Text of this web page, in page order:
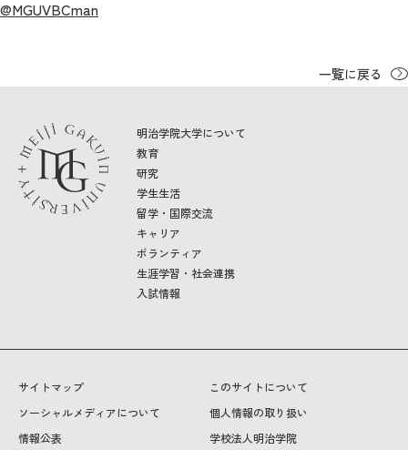
@MGUVBCman
一覧に戻る
明治学院大学について
教育
研究
学生生活
留学・国際交流
キャリア
ボランティア
生涯学習・社会連携
入試情報
サイトマップ
このサイトについて
ソーシャルメディアについて
個人情報の取り扱い
情報公表
学校法人明治学院